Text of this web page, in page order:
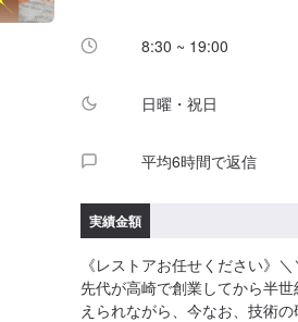
8:30 ~ 19:00
日曜・祝日
平均6時間で返信
実績金額
《レストアお任せください》
先代が高崎で創業してから半
えられながら、今なお、技術